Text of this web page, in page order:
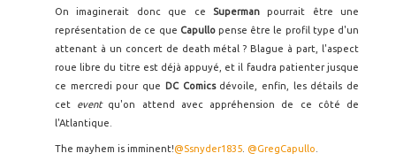
On imaginerait donc que ce Supermanpourrait être une
représentation de ce que Capullopense être le profil type d'un
attenant à un concert de death métal ? Blague à part, l'aspect
roue libre du titre est déjà appuyé, et il faudra patienter jusque
ce mercredi pour que DC Comics dévoile, enfin, les détails de
cet eventqu'on attend avec appréhension de ce côté de
l'Atlantique.
The mayhem is imminent!@Ssnyder1835 @GregCapullo